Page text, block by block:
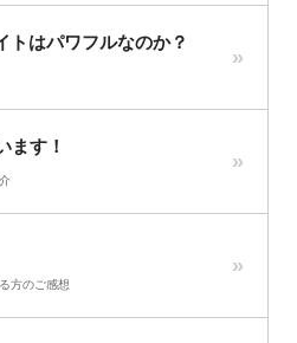
トはパワフルなのか？
ます！
方のご感想